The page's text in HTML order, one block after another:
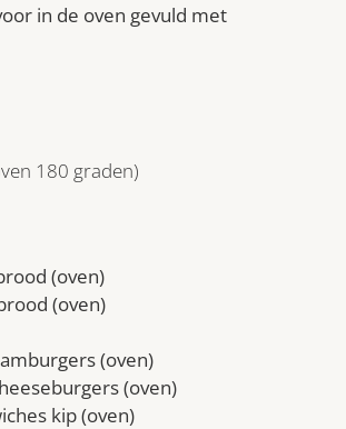
in de oven gevuld met
180 graden)
(oven)
(oven)
(oven)
(oven)
kip (oven)